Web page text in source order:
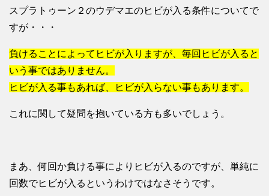
スプラトゥーン２のウデマエのヒビが入る条件についてで
すが・・・
負けることによってヒビが入りますが、毎回ヒビが入ると
いう事ではありません。
ヒビが入る事もあれば、ヒビが入らない事もあります。
これに関して疑問を抱いている方も多いでしょう。
まあ、何回か負ける事によりヒビが入るのですが、単純に
回数でヒビが入るというわけではなさそうです。